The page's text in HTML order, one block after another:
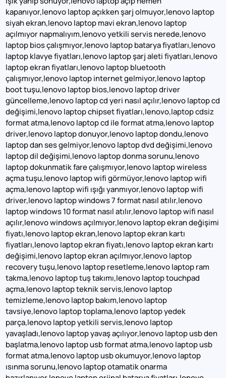
kapanıyor,lenovo laptop açıkken şarj olmuyor,lenovo laptop
siyah ekran,lenovo laptop mavi ekran,lenovo laptop
açılmıyor napmalıyım,lenovo yetkili servis nerede,lenovo
laptop bios çalışmıyor,lenovo laptop batarya fiyatları,lenovo
laptop klavye fiyatları,lenovo laptop şarj aleti fiyatları,lenovo
laptop ekran fiyatları,lenovo laptop bluetooth
çalışmıyor,lenovo laptop internet gelmiyor,lenovo laptop
boot tuşu,lenovo laptop bios,lenovo laptop driver
güncelleme,lenovo laptop cd yeri nasıl açılır,lenovo laptop cd
değişimi,lenovo laptop chipset fiyatları,lenovo,laptop cdsiz
format atma,lenovo laptop cd ile format atma,lenovo laptop
driver,lenovo laptop donuyor,lenovo laptop dondu,lenovo
laptop dan ses gelmiyor,lenovo laptop dvd değişimi,lenovo
laptop dil değişimi,lenovo laptop donma sorunu,lenovo
laptop dokunmatik fare çalışmıyor,lenovo laptop wireless
açma tuşu,lenovo laptop wifi görmüyor,lenovo laptop wifi
açma,lenovo laptop wifi ışığı yanmıyor,lenovo laptop wifi
driver,lenovo laptop windows 7 format nasıl atılır,lenovo
laptop windows 10 format nasıl atılır,lenovo laptop wifi nasıl
açılır,lenovo windows açılmıyor,lenovo laptop ekran değişimi
fiyatı,lenovo laptop ekran,lenovo laptop ekran kartı
fiyatları,lenovo laptop ekran fiyatı,lenovo laptop ekran kartı
değişimi,lenovo laptop ekran açılmıyor,lenovo laptop
recovery tuşu,lenovo laptop resetleme,lenovo laptop ram
takma,lenovo laptop tuş takımı,lenovo laptop touchpad
açma,lenovo laptop teknik servis,lenovo laptop
temizleme,lenovo laptop bakım,lenovo laptop
tavsiye,lenovo laptop toplama,lenovo laptop yedek
parça,lenovo laptop yetkili servis,lenovo laptop
yavaşladı,lenovo laptop yavaş açılıyor,lenovo laptop usb den
başlatma,lenovo laptop usb format atma,lenovo laptop usb
format atma,lenovo laptop usb okumuyor,lenovo laptop
ısınma sorunu,lenovo laptop otamatik onarma